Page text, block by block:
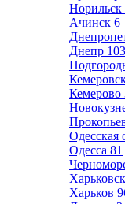
Норильск
Ачинск 6
Днепр 103
Кемерово
Одесская
Одесса 81
Харьков